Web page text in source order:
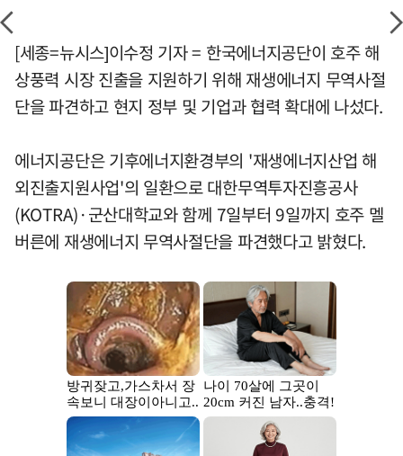
[세종=뉴시스]이수정 기자 = 한국에너지공단이 호주 해
상풍력 시장 진출을 지원하기 위해 재생에너지 무역사절
단을 파견하고 현지 정부 및 기업과 협력 확대에 나섰다.
에너지공단은 기후에너지환경부의 '재생에너지산업 해
외진출지원사업'의 일환으로 대한무역투자진흥공사
(KOTRA)·군산대학교와 함께 7일부터 9일까지 호주 멜
버른에 재생에너지 무역사절단을 파견했다고 밝혔다.